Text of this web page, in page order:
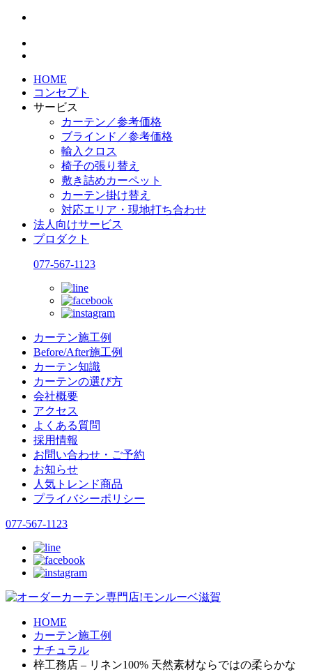
HOME
コンセプト
サービス
カーテン／参考価格
ブラインド／参考価格
輸入クロス
椅子の張り替え
敷き詰めカーペット
カーテン掛け替え
対応エリア・現地打ち合わせ
法人向けサービス
プロダクト
077-567-1123
カーテン施工例
Before/After施工例
カーテン知識
カーテンの選び方
会社概要
アクセス
よくある質問
採用情報
お問い合わせ・ご予約
お知らせ
人気トレンド商品
プライバシーポリシー
077-567-1123
HOME
カーテン施工例
ナチュラル
梓工務店 – リネン100% 天然素材ならではの柔らかな